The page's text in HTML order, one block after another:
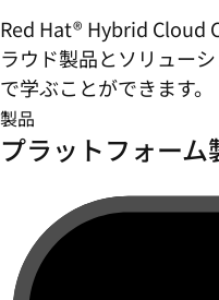
Red Hat® Hybrid Cloud
ラウド製品とソリュー
で学ぶことができます。
製品
プラットフォーム